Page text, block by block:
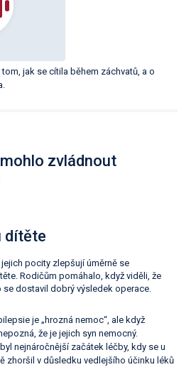
tom, jak se cítila během záchvatů, a o
zvládnout
dítěte
pocity zlepšují úměrně se
Rodičům pomáhalo, když viděli, že
dostavil dobrý výsledek operace.
je „hrozná nemoc“, ale když
že je jejich syn nemocný.
nejnáročnější začátek léčby, kdy se u
zhoršil v důsledku vedlejšího účinku léků